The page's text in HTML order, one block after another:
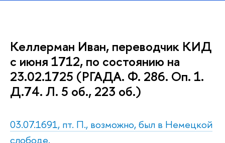
Келлерман Иван, переводчик КИД
с июня 1712, по состоянию на
23.02.1725 (РГАДА. Ф. 286. Оп. 1.
Д.74. Л. 5 об., 223 об.)
03.07.1691, пт. П., возможно, был в Немецкой
слободе.